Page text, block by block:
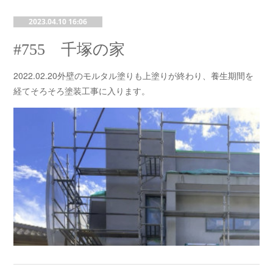
2023.04.10 16:06
#755 千塚の家
2022.02.20外壁のモルタル塗りも上塗りが終わり、養生期間を
経てそろそろ塗装工事に入ります。